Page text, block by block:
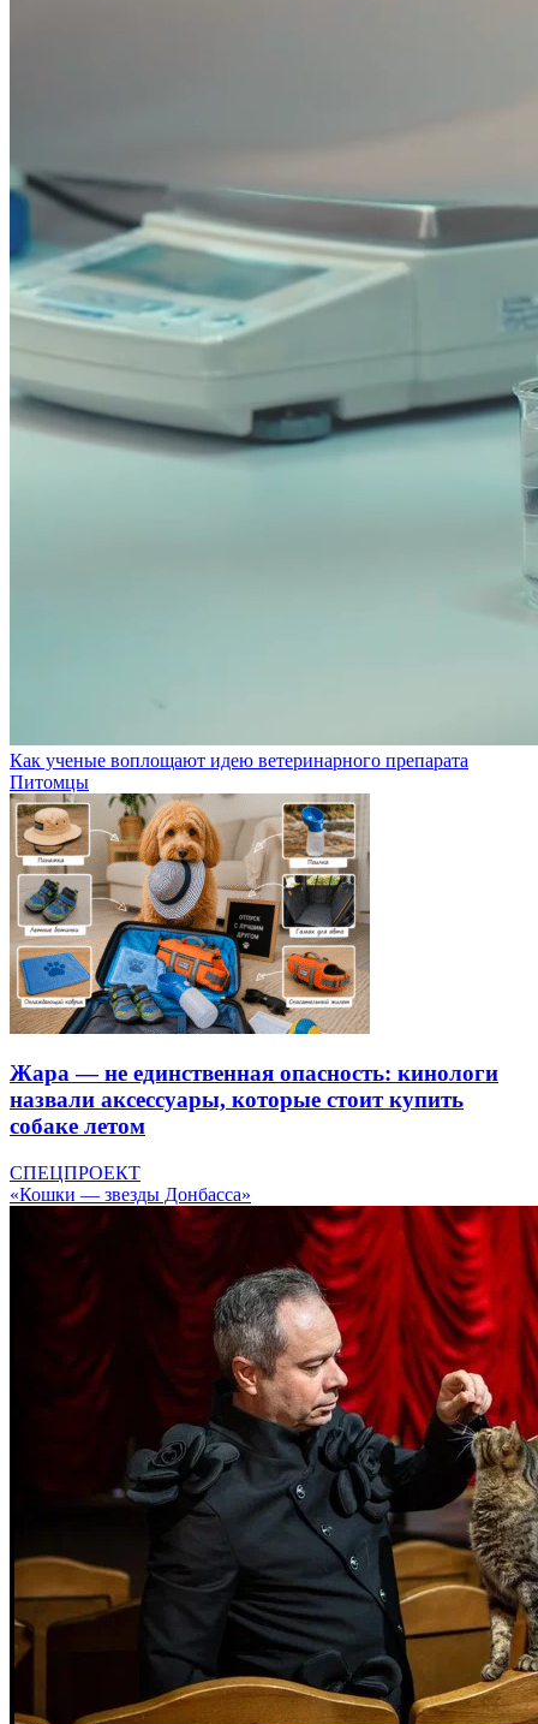
Как ученые воплощают идею ветеринарного препарата
Питомцы
Жара — не единственная опасность: кинологи
назвали аксессуары, которые стоит купить
собаке летом
СПЕЦПРОЕКТ
«Кошки — звезды Донбасса»